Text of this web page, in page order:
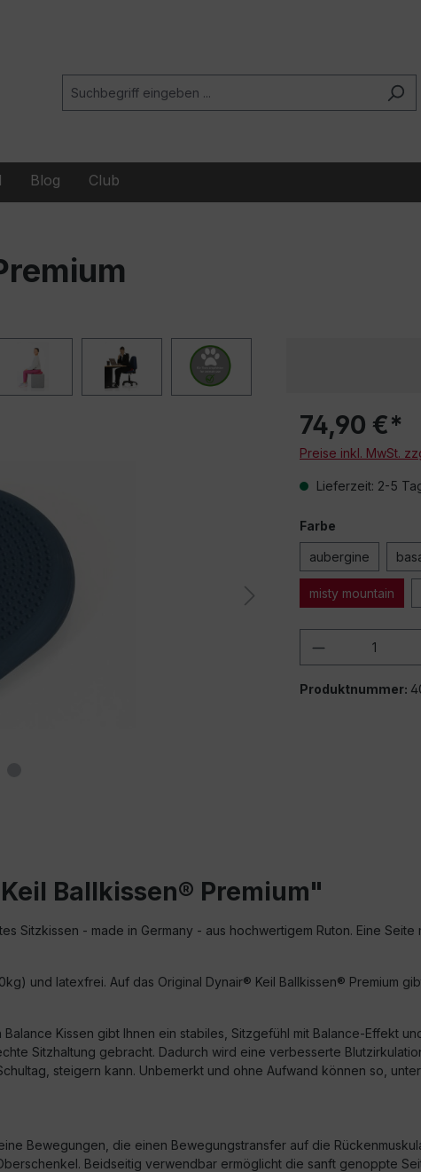
Blog Club
Beim Abspielen von
übermittelt.
74,90 €*
Preise inkl. MwSt.
Lieferzeit: 2-5
Farbe
aubergine
misty mountain
Produkt
Produktnummer:
Ballkissen® Premium"
Sitzkissen - made in Germany - aus hochwertigem Ruton. Eine Seite
und latexfrei. Auf das Original Dynair® Keil Ballkissen® Premium
Kissen gibt Ihnen ein stabiles, Sitzgefühl mit Balance-Effekt
Sitzhaltung gebracht. Dadurch wird eine verbesserte
steigern kann. Unbemerkt und ohne Aufwand können so,
Bewegungen, die einen Bewegungstransfer auf die
Beidseitig verwendbar ermöglicht die sanft genoppte